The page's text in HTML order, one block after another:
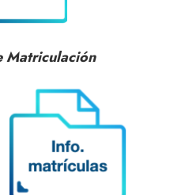
Matriculación